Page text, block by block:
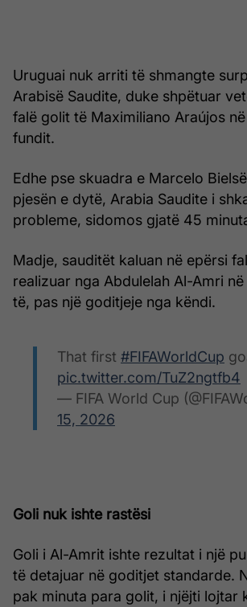
Uruguai nuk arriti të shmangte
Arabisë Saudite, duke shpëtuar
falë golit të Maximiliano Araújos
fundit.
Edhe pse skuadra e Marcelo
pjesën e dytë, Arabia Saudite i
probleme, sidomos gjatë 45
Madje, sauditët kaluan në epërsi
realizuar nga Abdulelah Al-Amri
të, pas një goditjeje nga këndi.
That first #FIFAWorldCup
pic.twitter.com/TuZ2ngtfb4
— FIFA World Cup
15, 2026
Goli nuk ishte rastësi
Goli i Al-Amrit ishte rezultat i një
të detajuar në goditjet standarde.
pak minuta para golit, i njëjti lojtar